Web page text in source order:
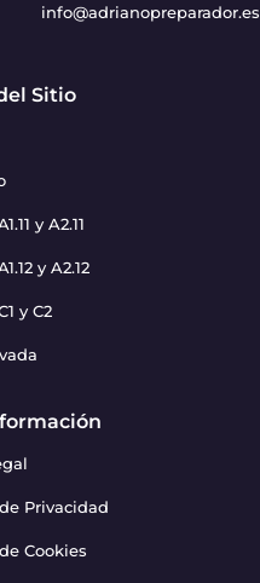
info@adrianopreparador.es
Sitio
y A2.11
y A2.12
y C2
Privacidad
Cookies